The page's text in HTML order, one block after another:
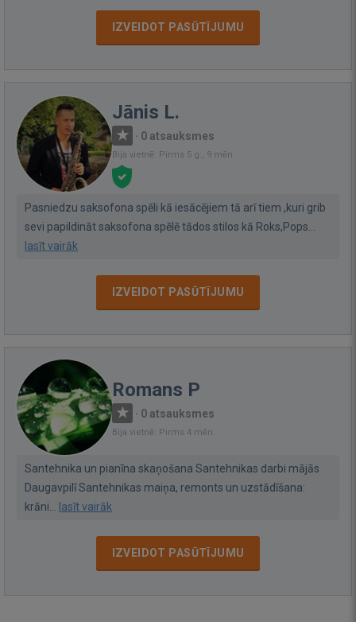
IZVEIDOT PASŪTĪJUMU
Jānis L.
· 0 atsauksmes
Bija vietnē: Pirms 5 g., 9 mēn.
Pasniedzu saksofona spēli kā iesācējiem tā arī tiem ,kuri grib
sevi papildināt saksofona spēlē tādos stilos kā Roks,Pops...
lasīt vairāk
IZVEIDOT PASŪTĪJUMU
Romans P
· 0 atsauksmes
Bija vietnē: Pirms 4 mēn.
Santehnika un pianīna skaņošana Santehnikas darbi mājās
Daugavpilī Santehnikas maiņa, remonts un uzstādīšana:
krāni... lasīt vairāk
IZVEIDOT PASŪTĪJUMU